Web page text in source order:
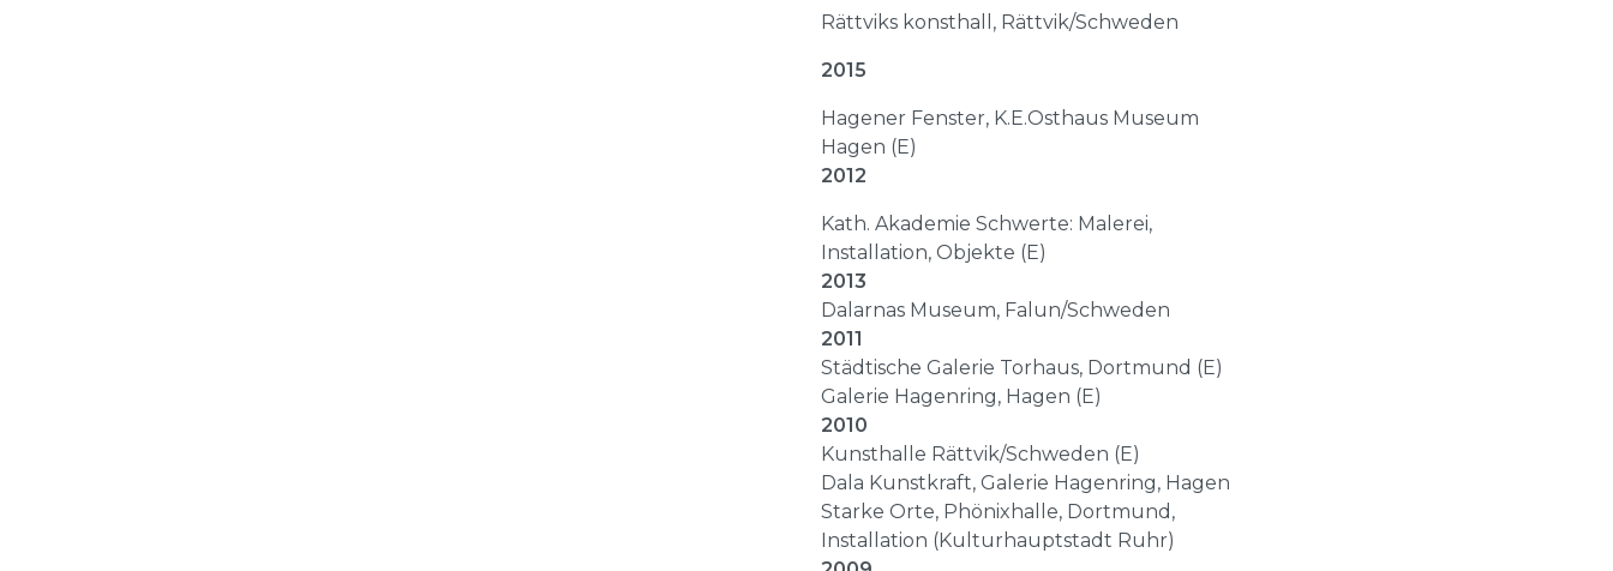
Rättviks konsthall, Rättvik/Schweden
2015
Hagener Fenster, K.E.Osthaus Museum
Hagen (E)
2012
Kath. Akademie Schwerte: Malerei,
Installation, Objekte (E)
2013
Dalarnas Museum, Falun/Schweden
2011
Städtische Galerie Torhaus, Dortmund (E)
Galerie Hagenring, Hagen (E)
2010
Kunsthalle Rättvik/Schweden (E)
Dala Kunstkraft, Galerie Hagenring, Hagen
Starke Orte, Phönixhalle, Dortmund,
Installation (Kulturhauptstadt Ruhr)